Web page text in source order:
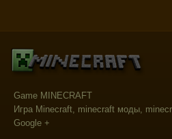
Game MINECRAFT
Игра Minecraft, minecraft моды,
Google +